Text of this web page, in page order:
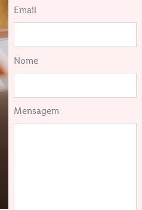
Email
Nome
Mensagem